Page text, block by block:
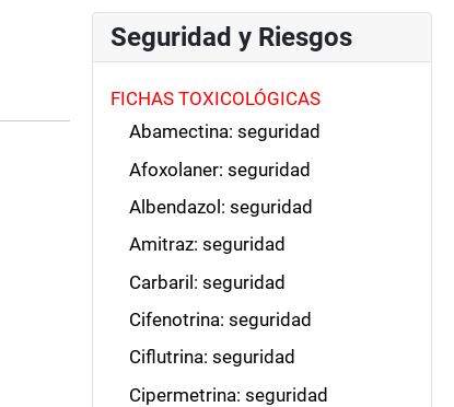
Seguridad y Riesgos
FICHAS TOXICOLÓGICAS
Abamectina: seguridad
Afoxolaner: seguridad
Albendazol: seguridad
Amitraz: seguridad
Carbaril: seguridad
Cifenotrina: seguridad
Ciflutrina: seguridad
Cipermetrina: seguridad